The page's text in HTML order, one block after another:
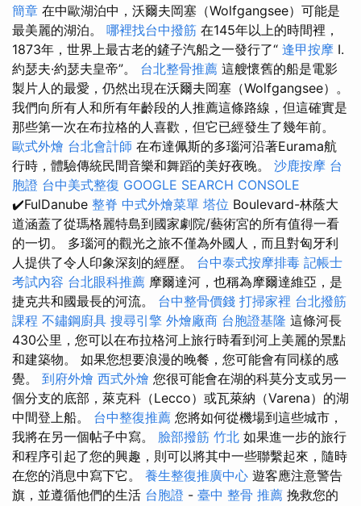
簡章 在中歐湖泊中，沃爾夫岡塞（Wolfgangsee）可能是
最美麗的湖泊。 哪裡找台中撥筋 在145年以上的時間裡，
1873年，世界上最古老的鏟子汽船之一發行了“ 逢甲按摩 I.
約瑟夫·約瑟夫皇帝”。 台北整骨推薦 這艘懷舊的船是電影
製片人的最愛，仍然出現在沃爾夫岡塞（Wolfgangsee）。
我們向所有人和所有年齡段的人推薦這條路線，但這確實是
那些第一次在布拉格的人喜歡，但它已經發生了幾年前。
歐式外燴 台北會計師 在布達佩斯的多瑙河沿著Eurama航
行時，體驗傳統民間音樂和舞蹈的美好夜晚。 沙鹿按摩 台
胞證 台中美式整復 GOOGLE SEARCH CONSOLE
✔️FulDanube 整脊 中式外燴菜單 塔位 Boulevard-林蔭大
道涵蓋了從瑪格麗特島到國家劇院/藝術宮的所有值得一看
的一切。 多瑙河的觀光之旅不僅為外國​​人，而且對匈牙利
人提供了令人印象深刻的經歷。 台中泰式按摩排毒 記帳士
考試內容 台北眼科推薦 摩爾達河，也稱為摩爾達維亞，是
捷克共和國最長的河流。 台中整骨價錢 打掃家裡 台北撥筋
課程 不鏽鋼廚具 搜尋引擎 外燴廠商 台胞證基隆 這條河長
430公里，您可以在布拉格河上旅行時看到河上美麗的景點
和建築物。 如果您想要浪漫的晚餐，您可能會有同樣的感
覺。 到府外燴 西式外燴 您很可能會在湖的科莫分支或另一
個分支的底部，萊克科（Lecco）或瓦萊納（Varena）的湖
中間登上船。 台中整復推薦 您將如何從機場到這些城市，
我將在另一個帖子中寫。 臉部撥筋 竹北 如果進一步的旅行
和程序引起了您的興趣，則可以將其中一些聯繫起來，隨時
在您的消息中寫下它。 養生整復推廣中心 遊客應注意警告
旗，並遵循他們的生活 台胞證 - 臺中 整骨 推薦 挽救您的